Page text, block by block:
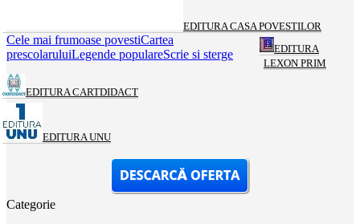
EDITURA CASA POVESTILOR
Cele mai frumoase povestiCartea
prescolaruluiLegende populareScrie si sterge
EDITURA
LEXON PRIM
EDITURA CARTDIDACT
EDITURA UNU
Categorie